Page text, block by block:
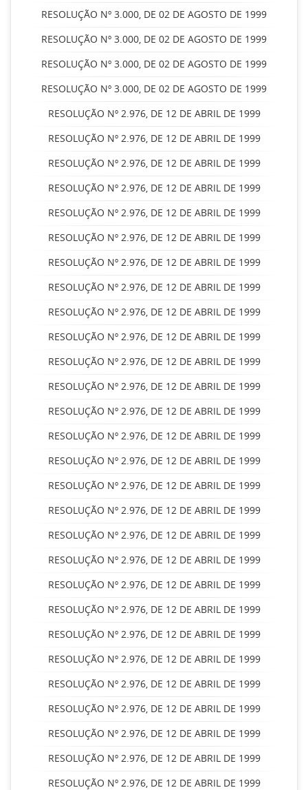
RESOLUÇÃO Nº 3.000, DE 02 DE AGOSTO DE 1999
RESOLUÇÃO Nº 3.000, DE 02 DE AGOSTO DE 1999
RESOLUÇÃO Nº 3.000, DE 02 DE AGOSTO DE 1999
RESOLUÇÃO Nº 3.000, DE 02 DE AGOSTO DE 1999
RESOLUÇÃO Nº 2.976, DE 12 DE ABRIL DE 1999
RESOLUÇÃO Nº 2.976, DE 12 DE ABRIL DE 1999
RESOLUÇÃO Nº 2.976, DE 12 DE ABRIL DE 1999
RESOLUÇÃO Nº 2.976, DE 12 DE ABRIL DE 1999
RESOLUÇÃO Nº 2.976, DE 12 DE ABRIL DE 1999
RESOLUÇÃO Nº 2.976, DE 12 DE ABRIL DE 1999
RESOLUÇÃO Nº 2.976, DE 12 DE ABRIL DE 1999
RESOLUÇÃO Nº 2.976, DE 12 DE ABRIL DE 1999
RESOLUÇÃO Nº 2.976, DE 12 DE ABRIL DE 1999
RESOLUÇÃO Nº 2.976, DE 12 DE ABRIL DE 1999
RESOLUÇÃO Nº 2.976, DE 12 DE ABRIL DE 1999
RESOLUÇÃO Nº 2.976, DE 12 DE ABRIL DE 1999
RESOLUÇÃO Nº 2.976, DE 12 DE ABRIL DE 1999
RESOLUÇÃO Nº 2.976, DE 12 DE ABRIL DE 1999
RESOLUÇÃO Nº 2.976, DE 12 DE ABRIL DE 1999
RESOLUÇÃO Nº 2.976, DE 12 DE ABRIL DE 1999
RESOLUÇÃO Nº 2.976, DE 12 DE ABRIL DE 1999
RESOLUÇÃO Nº 2.976, DE 12 DE ABRIL DE 1999
RESOLUÇÃO Nº 2.976, DE 12 DE ABRIL DE 1999
RESOLUÇÃO Nº 2.976, DE 12 DE ABRIL DE 1999
RESOLUÇÃO Nº 2.976, DE 12 DE ABRIL DE 1999
RESOLUÇÃO Nº 2.976, DE 12 DE ABRIL DE 1999
RESOLUÇÃO Nº 2.976, DE 12 DE ABRIL DE 1999
RESOLUÇÃO Nº 2.976, DE 12 DE ABRIL DE 1999
RESOLUÇÃO Nº 2.976, DE 12 DE ABRIL DE 1999
RESOLUÇÃO Nº 2.976, DE 12 DE ABRIL DE 1999
RESOLUÇÃO Nº 2.976, DE 12 DE ABRIL DE 1999
RESOLUÇÃO Nº 2.976, DE 12 DE ABRIL DE 1999